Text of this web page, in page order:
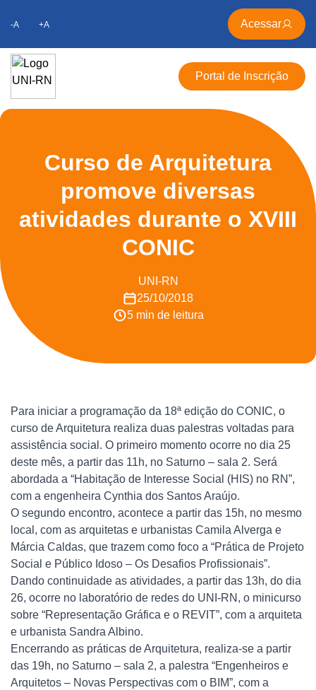
-A +A Acessar
Portal de Inscrição
Curso de Arquitetura
promove diversas
atividades durante o XVIII
CONIC
UNI-RN
25/10/2018
5 min de leitura
Para iniciar a programação da 18ª edição do CONIC, o
curso de Arquitetura realiza duas palestras voltadas para
assistência social. O primeiro momento ocorre no dia 25
deste mês, a partir das 11h, no Saturno – sala 2. Será
abordada a “Habitação de Interesse Social (HIS) no RN”,
com a engenheira Cynthia dos Santos Araújo.
O segundo encontro, acontece a partir das 15h, no mesmo
local, com as arquitetas e urbanistas Camila Alverga e
Márcia Caldas, que trazem como foco a “Prática de Projeto
Social e Público Idoso – Os Desafios Profissionais”.
Dando continuidade as atividades, a partir das 13h, do dia
26, ocorre no laboratório de redes do UNI-RN, o minicurso
sobre “Representação Gráfica e o REVIT”, com a arquiteta
e urbanista Sandra Albino.
Encerrando as práticas de Arquitetura, realiza-se a partir
das 19h, no Saturno – sala 2, a palestra “Engenheiros e
Arquitetos – Novas Perspectivas com o BIM”, com a